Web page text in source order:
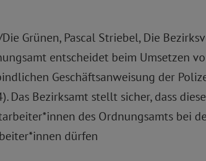
Grünen, Pascal Striebel, Die
entscheidet beim Umsetzen
Geschäftsanweisung der
Das Bezirksamt stellt sicher, dass
des Ordnungsamts bei
dürfen